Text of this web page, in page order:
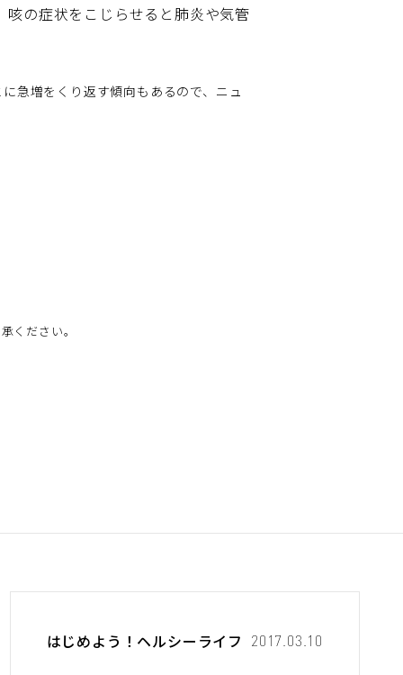
の症状をこじらせると肺炎や気管
急増をくり返す傾向もあるので、ニュ
ください。
はじめよう！ヘルシーライフ 2017.03.10